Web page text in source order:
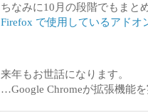
ちなみに10月の段階でもまと
Firefox で使用しているアドオ
来年もお世話になります。
…Google Chromeが拡張機能